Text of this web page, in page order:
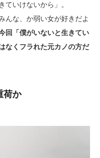
ていけないから」。
んな、か弱い女が好きだよ
回「僕がいないと生きてい
なくフラれた元カノの方だ
荷か